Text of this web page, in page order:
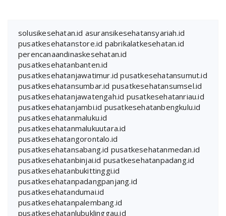
solusikesehatan.id asuransikesehatansyariah.id
pusatkesehatanstore.id pabrikalatkesehatan.id
perencanaandinaskesehatan.id
pusatkesehatanbanten.id
pusatkesehatanjawatimur.id pusatkesehatansumut.id
pusatkesehatansumbar.id pusatkesehatansumsel.id
pusatkesehatanjawatengah.id pusatkesehatanriau.id
pusatkesehatanjambi.id pusatkesehatanbengkulu.id
pusatkesehatanmaluku.id
pusatkesehatanmalukuutara.id
pusatkesehatangorontalo.id
pusatkesehatansabang.id pusatkesehatanmedan.id
pusatkesehatanbinjai.id pusatkesehatanpadang.id
pusatkesehatanbukittinggi.id
pusatkesehatanpadangpanjang.id
pusatkesehatandumai.id
pusatkesehatanpalembang.id
pusatkesehatanlubuklinggau.id